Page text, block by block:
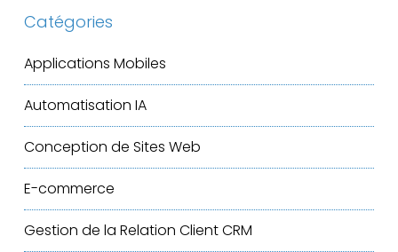
Catégories
Applications Mobiles
Automatisation IA
Conception de Sites Web
E-commerce
Gestion de la Relation ClientCRM